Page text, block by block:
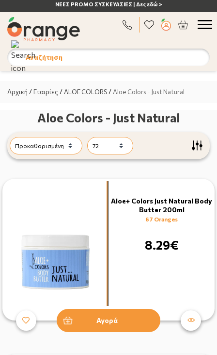
ΝΕΕΣ PROMO ΣΥΣΚΕΥΑΣΙΕΣ | Δες εδώ >
Αναζήτηση
Αρχική /Εταιρίες / ALOE COLORS / Aloe Colors - Just Natural
Aloe Colors - Just Natural
Aloe+ Colors Just Natural Body
Butter 200ml
67 Oranges
8.29€
Αγορά